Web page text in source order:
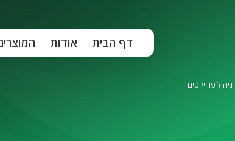
דף הבית אודות
ניהול פרויקטים